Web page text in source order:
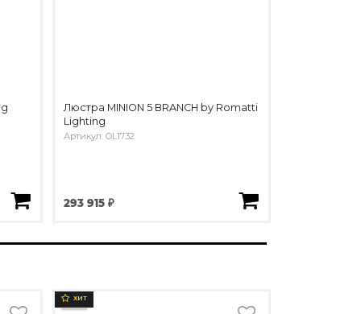
Люстра MINION 5 BRANCH by Romatti
Lighting
Артикул: OL1732
293 915 ₽
ХИТ